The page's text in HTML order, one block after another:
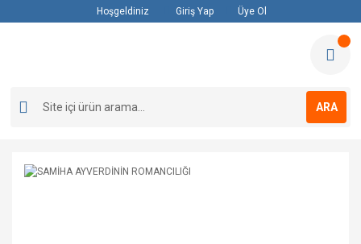
Hoşgeldiniz Giriş Yap Üye Ol
ARA